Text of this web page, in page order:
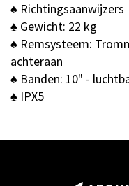
♠ Richtingsaanwijzers
♠ Gewicht: 22 kg
♠ Remsysteem:
achteraan
♠ Banden: 10" -
♠ IPX5